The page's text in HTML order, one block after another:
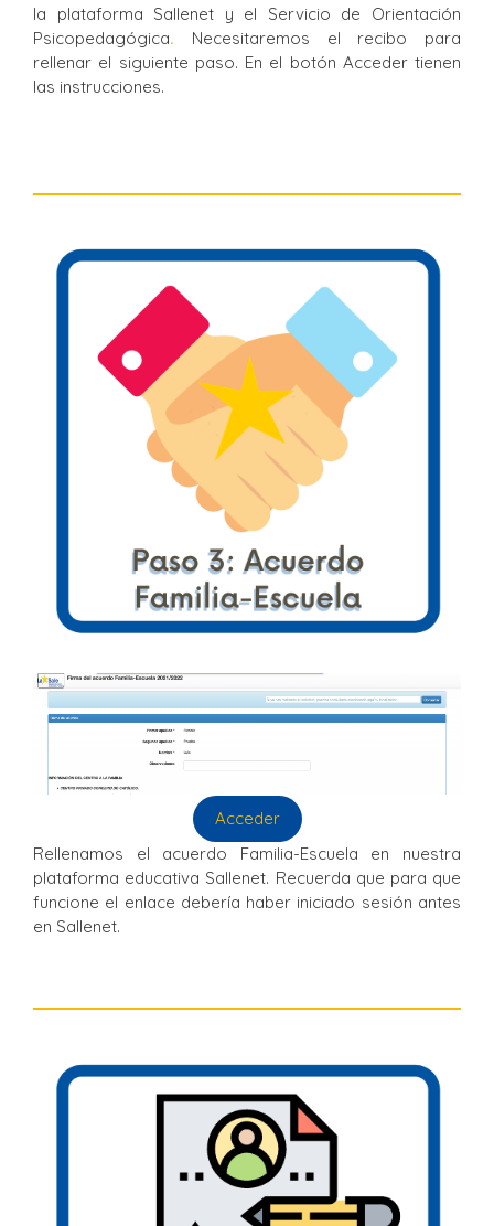
la plataforma Sallenet y el Servicio de Orientación
Psicopedagógica. Necesitaremos el recibo para
rellenar el siguiente paso. En el botón Acceder tienen
las instrucciones.
Acceder
Rellenamos el acuerdo Familia-Escuela en nuestra
plataforma educativa Sallenet. Recuerda que para que
funcione el enlace debería haber iniciado sesión antes
en Sallenet.